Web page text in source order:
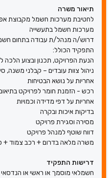
תיאור משרה
לחטיבת מערכות חשמל מקבוצת
מערכות חשמל בתעשייה
דרוש/ה מנהל/ת עבודה בתחום
התפקיד הכולל:
הנעת הפרויקט, תכנון ובצוע
ניהול צוות עובדים – קבלני משנה,
אחריות על נושא הבטיחות
רכש - הזמנת חומר לפרויקט
אחריות על דפי מדידה וכמויות
בדיקות איכות ובקרה
מסירה וסגירת פרויקט
דווח שוטף למנהל פרויקט
משרה מלאה בדרום + רכב צמוד +
דרישות התפקיד
חשמלאי מוסמך או ראשי או